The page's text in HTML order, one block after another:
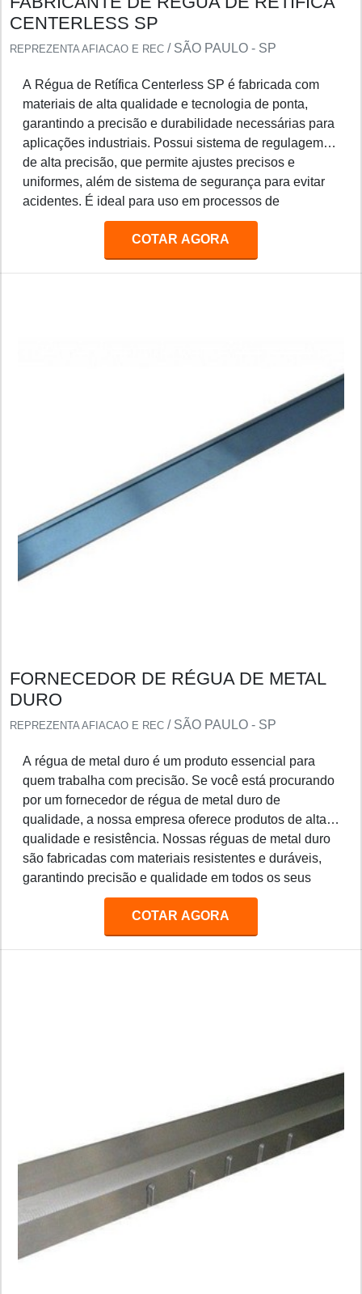
CENTERLESS SP
REPREZENTA AFIACAO E REC / SÃO PAULO - SP
A Régua de Retífica Centerless SP é fabricada com
materiais de alta qualidade e tecnologia de ponta,
garantindo a precisão e durabilidade necessárias para
aplicações industriais. Possui sistema de regulagem
de alta precisão, que permite ajustes precisos e
uniformes, além de sistema de segurança para evitar
acidentes. É ideal para uso em processos de
retificação de peças de precisão, como eixos, pinos,
COTAR AGORA
FORNECEDOR DE RÉGUA DE METAL
DURO
REPREZENTA AFIACAO E REC / SÃO PAULO - SP
A régua de metal duro é um produto essencial para
quem trabalha com precisão. Se você está procurando
por um fornecedor de régua de metal duro de
qualidade, a nossa empresa oferece produtos de alta
qualidade e resistência. Nossas réguas de metal duro
são fabricadas com materiais resistentes e duráveis,
garantindo precisão e qualidade em todos os seus
projetos. Além disso, oferecemos preços competitivos
e entrega rápida para todos os nossos clientes.
COTAR AGORA